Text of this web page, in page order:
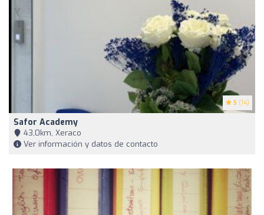
5 (14)
Safor Academy
43,0km, Xeraco
Ver información y datos de contacto